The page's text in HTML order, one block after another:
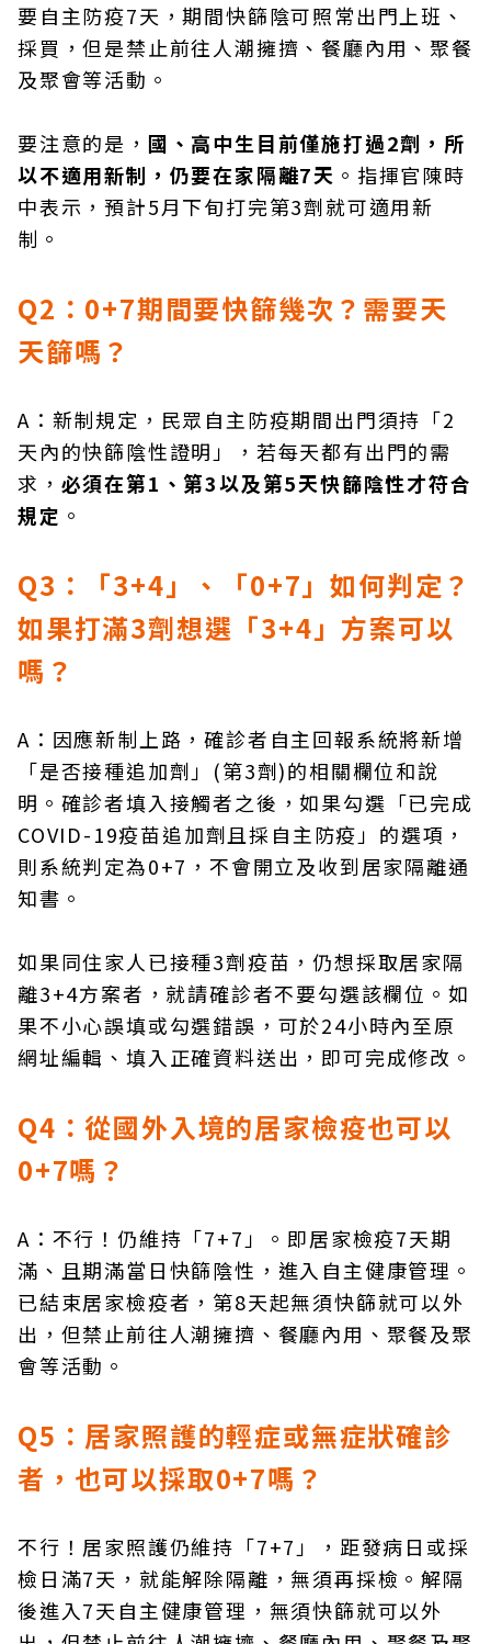
要自主防疫7天，期間快篩陰可照常出門上班、
採買，但是禁止前往人潮擁擠、餐廳內用、聚餐
及聚會等活動。
要注意的是， 國、高中生目前僅施打過2劑，所
以不適用新制，仍要在家隔離7天 。指揮官陳時
中表示，預計5月下旬打完第3劑就可適用新
制。
Q2：0+7期間要快篩幾次？需要天
天篩嗎？
A：新制規定，民眾自主防疫期間出門須持「2
天內的快篩陰性證明」，若每天都有出門的需
求， 必須在第1、第3以及第5天快篩陰性才符合
規定 。
Q3：「3+4」、「0+7」如何判定？
如果打滿3劑想選「3+4」方案可以
嗎？
A：因應新制上路，確診者自主回報系統將新增
「是否接種追加劑」(第3劑)的相關欄位和說
明。確診者填入接觸者之後，如果勾選「已完成
COVID-19疫苗追加劑且採自主防疫」的選項，
則系統判定為0+7，不會開立及收到居家隔離通
知書。
如果同住家人已接種3劑疫苗，仍想採取居家隔
離3+4方案者，就請確診者不要勾選該欄位。如
果不小心誤填或勾選錯誤，可於24小時內至原
網址編輯、填入正確資料送出，即可完成修改。
Q4：從國外入境的居家檢疫也可以
0+7嗎？
A：不行！仍維持「7+7」。即居家檢疫7天期
滿、且期滿當日快篩陰性，進入自主健康管理。
已結束居家檢疫者，第8天起無須快篩就可以外
出，但禁止前往人潮擁擠、餐廳內用、聚餐及聚
會等活動。
Q5：居家照護的輕症或無症狀確診
者，也可以採取0+7嗎？
不行！居家照護仍維持「7+7」，距發病日或採
檢日滿7天，就能解除隔離，無須再採檢。解隔
後進入7天自主健康管理，無須快篩就可以外